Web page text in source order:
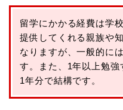
留学にかかる経費は学
提供してくれる親族や
なりますが、一般的に
す。また、1年以上勉
1年分で結構です。